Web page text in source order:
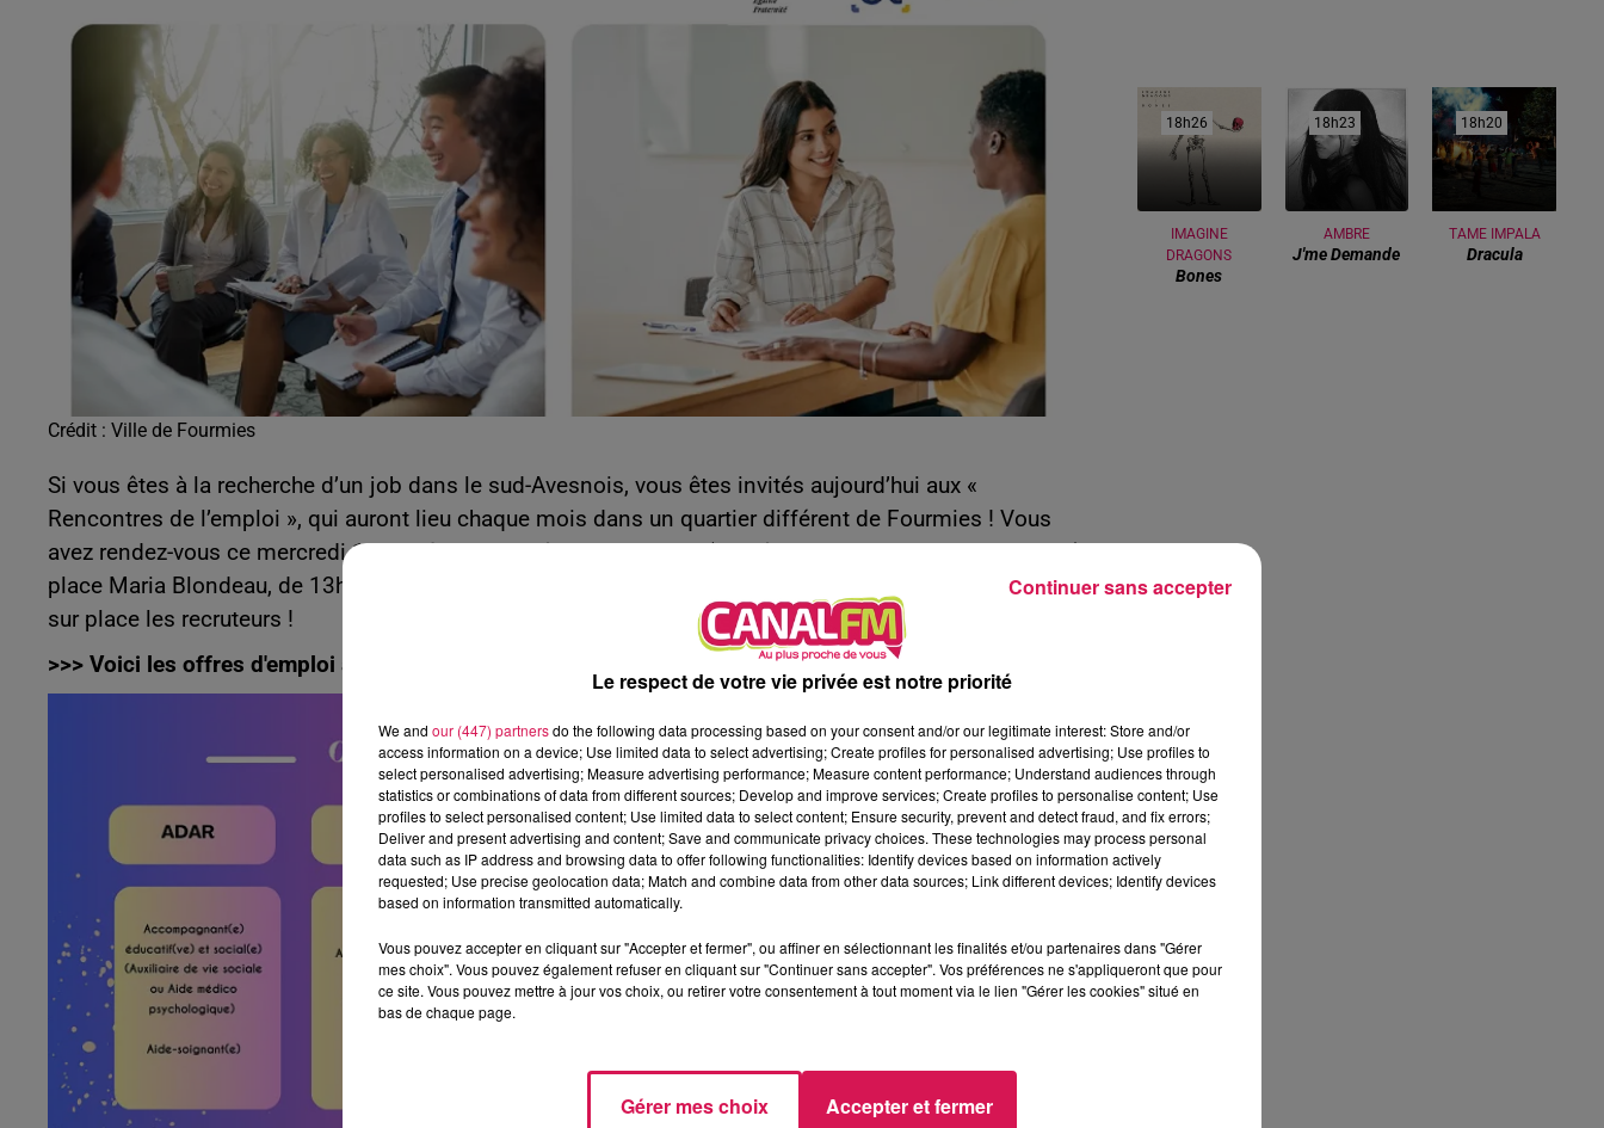
Crédit : Ville de Fourmies
Si vous êtes à la recherche d’un job dans le sud-Avesnois, vous êtes invités aujourd’hui aux «
Rencontres de l’emploi », qui auront lieu chaque mois dans un quartier différent de Fourmies ! Vous
avez rendez-vous ce mercredi 14 mai à l’Ecomusée de l'avesnois (musée du textile et de la vie sociale),
place Maria Blondeau, de 13h à 16h ! N’oubliez pas de venir avec des CV pour postuler et rencontrer
sur place les recruteurs !
>>> Voici les offres d'emploi à pourvoir :
18h26
18h26
IMAGINE
DRAGONS
Bones
18h23
18h23
AMBRE
J'me Demande
18h20
18h20
TAME IMPALA
Dracula
Le respect de votre vie privée est notre priorité
We and our (447) partnersdo the following data processing based on your consent and/or our legitimate interest: Store and/or
access information on a device; Use limited data to select advertising; Create profiles for personalised advertising; Use profiles to
select personalised advertising; Measure advertising performance; Measure content performance; Understand audiences through
statistics or combinations of data from different sources; Develop and improve services; Create profiles to personalise content; Use
profiles to select personalised content; Use limited data to select content; Ensure security, prevent and detect fraud, and fix errors;
Deliver and present advertising and content; Save and communicate privacy choices. These technologies may process personal
data such as IP address and browsing data to offer following functionalities: Identify devices based on information actively
requested; Use precise geolocation data; Match and combine data from other data sources; Link different devices; Identify devices
based on information transmitted automatically.
Vous pouvez accepter en cliquant sur "Accepter et fermer", ou affiner en sélectionnant les finalités et/ou partenaires dans "Gérer
mes choix". Vous pouvez également refuser en cliquant sur "Continuer sans accepter". Vos préférences ne s'appliqueront que pour
ce site. Vous pouvez mettre à jour vos choix, ou retirer votre consentement à tout moment via le lien "Gérer les cookies" situé en
bas de chaque page.
Gérer mes choix Accepter et fermer
Continuer sans accepter